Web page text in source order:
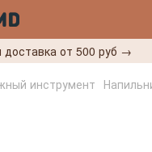
доставка от 500 руб →
инструмент